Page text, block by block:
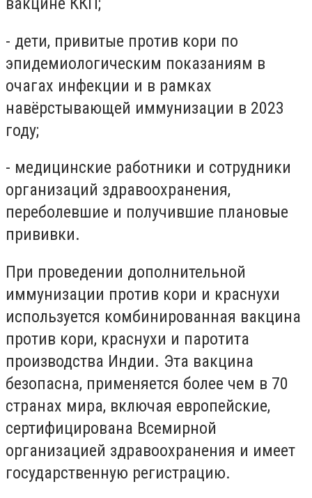
- дети, привитые против кори по
эпидемиологическим показаниям в
очагах инфекции и в рамках
навёрстывающей иммунизации в 2023
году;
- медицинские работники и сотрудники
организаций здравоохранения,
переболевшие и получившие плановые
прививки.
При проведении дополнительной
иммунизации против кори и краснухи
используется комбинированная вакцина
против кори, краснухи и паротита
производства Индии. Эта вакцина
безопасна, применяется более чем в 70
странах мира, включая европейские,
сертифицирована Всемирной
организацией здравоохранения и имеет
государственную регистрацию.